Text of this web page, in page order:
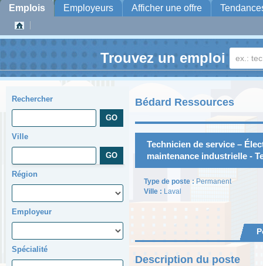
Emplois Employeurs Afficher une offre
Trouvez un emploi
Rechercher
Ville
Région
Employeur
Spécialité
Bédard Ressources
Technicien de service –
maintenance industrielle -
Type de poste : Permanent
Ville : Laval
Description du poste